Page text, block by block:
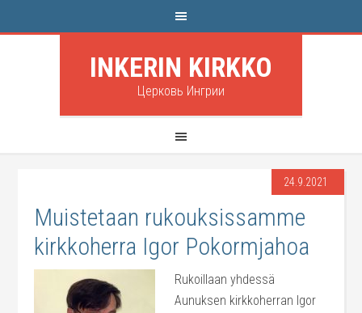
INKERIN KIRKKO
Церковь Ингрии
24.9.2021
Muistetaan rukouksissamme
kirkkoherra Igor Pokormjahoa
Rukoillaan yhdessä
Aunuksen kirkkoherran Igor